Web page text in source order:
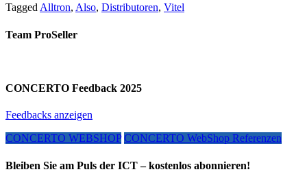
Tagged Alltron, Also, Distributoren, Vitel
Team ProSeller
CONCERTO Feedback 2025
Feedbacks anzeigen
CONCERTO WEBSHOP CONCERTO WebShop Referenzen
Bleiben Sie am Puls der ICT – kostenlos abonnieren!